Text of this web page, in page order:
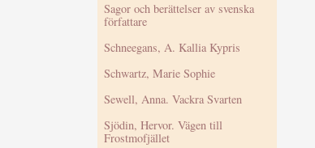
Sagor och berättelser av svenska
författare
Schneegans, A. Kallia Kypris
Schwartz, Marie Sophie
Sewell, Anna. Vackra Svarten
Sjödin, Hervor. Vägen till
Frostmofjället